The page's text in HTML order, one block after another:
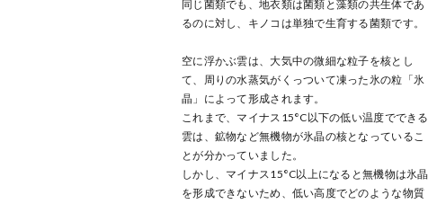
同じ菌類でも、地衣類は菌類と藻類の共生体であ
るのに対し、キノコは単独で生育する菌類です。
空に浮かぶ雲は、大気中の微細な粒子を核とし
て、周りの水蒸気がくっついて凍った氷の粒「氷
晶」によって形成されます。
これまで、マイナス15°C以下の低い温度でできる
雲は、鉱物など無機物が氷晶の核となっているこ
とが分かっていました。
しかし、マイナス15°C以上になると無機物は氷晶
を形成できないため、低い高度でどのような物質